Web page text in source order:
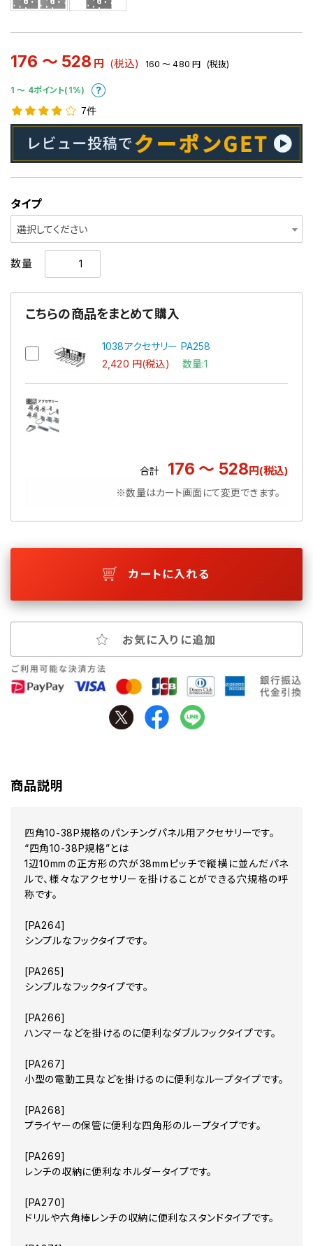
176 ～ 528 円 (税込) 160 ～ 480 円 (税抜)
1 〜 4ポイント(1%)
7件
タイプ
選択してください
数量
こちらの商品をまとめて購入
1038アクセサリー PA258
2,420 円(税込) 数量:1
合計 176 ～ 528円(税込)
※数量はカート画面にて変更できます。
カートに入れる
お気に入りに追加
商品説明
四角10-38P規格のパンチングパネル用アクセサリーです。
“四角10-38P規格”とは
1辺10mmの正方形の穴が38mmピッチで縦横に並んだパネ
ルで、様々なアクセサリーを掛けることができる穴規格の呼
称です。
[PA264]
シンプルなフックタイプです。
[PA265]
シンプルなフックタイプです。
[PA266]
ハンマーなどを掛けるのに便利なダブルフックタイプです。
[PA267]
小型の電動工具などを掛けるのに便利なループタイプです。
[PA268]
プライヤーの保管に便利な四角形のループタイプです。
[PA269]
レンチの収納に便利なホルダータイプです。
[PA270]
ドリルや六角棒レンチの収納に便利なスタンドタイプです。